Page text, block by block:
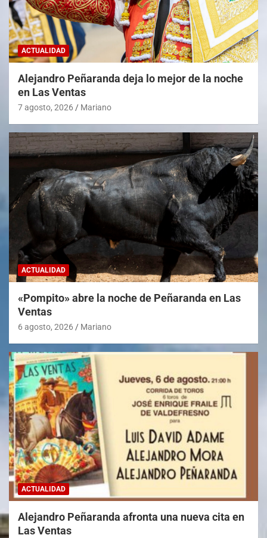
ACTUALIDAD
Alejandro Peñaranda deja lo mejor de la noche
en Las Ventas
7 agosto, 2026 Mariano
ACTUALIDAD
«Pompito» abre la noche de Peñaranda en Las
Ventas
6 agosto, 2026 Mariano
ACTUALIDAD
Alejandro Peñaranda afronta una nueva cita en
Las Ventas